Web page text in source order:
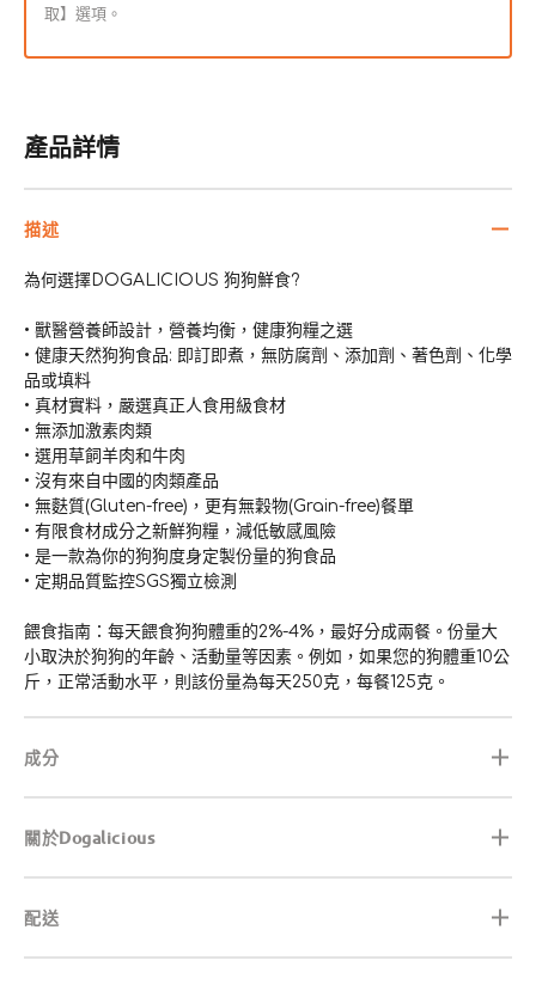
產品詳情
描述
為何選擇DOGALICIOUS 狗狗鮮食?
• 獸醫營養師設計，營養均衡，健康狗糧之選
• 健康天然狗狗食品: 即訂即煮，無防腐劑、添加劑、著色劑、化學
品或填料
• 真材實料，嚴選真正人食用級食材
• 無添加激素肉類
• 選用草飼羊肉和牛肉
• 沒有來自中國的肉類產品
• 無麩質(Gluten-free)，更有無穀物(Grain-free)餐單
• 有限食材成分之新鮮狗糧，減低敏感風險
• 是一款為你的狗狗度身定製份量的狗食品
• 定期品質監控SGS獨立檢測
餵食指南：每天餵食狗狗體重的2%-4%，最好分成兩餐。份量大
小取決於狗狗的年齡、活動量等因素。例如，如果您的狗體重10公
斤，正常活動水平，則該份量為每天250克，每餐125克。
成分
關於Dogalicious
配送
雞
量
量
取】選項。